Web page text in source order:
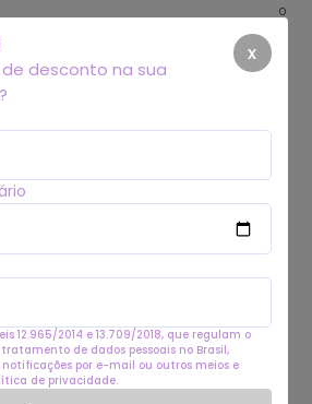
0
x
de desconto na sua
12.965/2014 e 13.709/2018, que regulam o
de dados pessoais no Brasil,
por e-mail ou outros meios e
de privacidade.